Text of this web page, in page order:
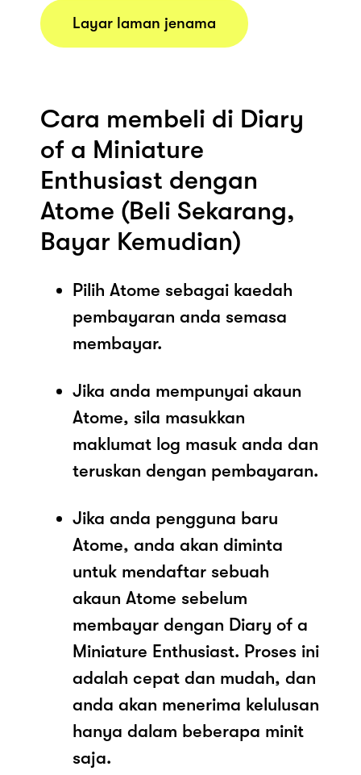
Layar laman jenama
Cara membeli di Diary
of a Miniature
Enthusiast dengan
Atome (Beli Sekarang,
Bayar Kemudian)
Pilih Atome sebagai kaedah
pembayaran anda semasa
membayar.
Jika anda mempunyai akaun
Atome, sila masukkan
maklumat log masuk anda dan
teruskan dengan pembayaran.
Jika anda pengguna baru
Atome, anda akan diminta
untuk mendaftar sebuah
akaun Atome sebelum
membayar dengan Diary of a
Miniature Enthusiast. Proses ini
adalah cepat dan mudah, dan
anda akan menerima kelulusan
hanya dalam beberapa minit
saja.